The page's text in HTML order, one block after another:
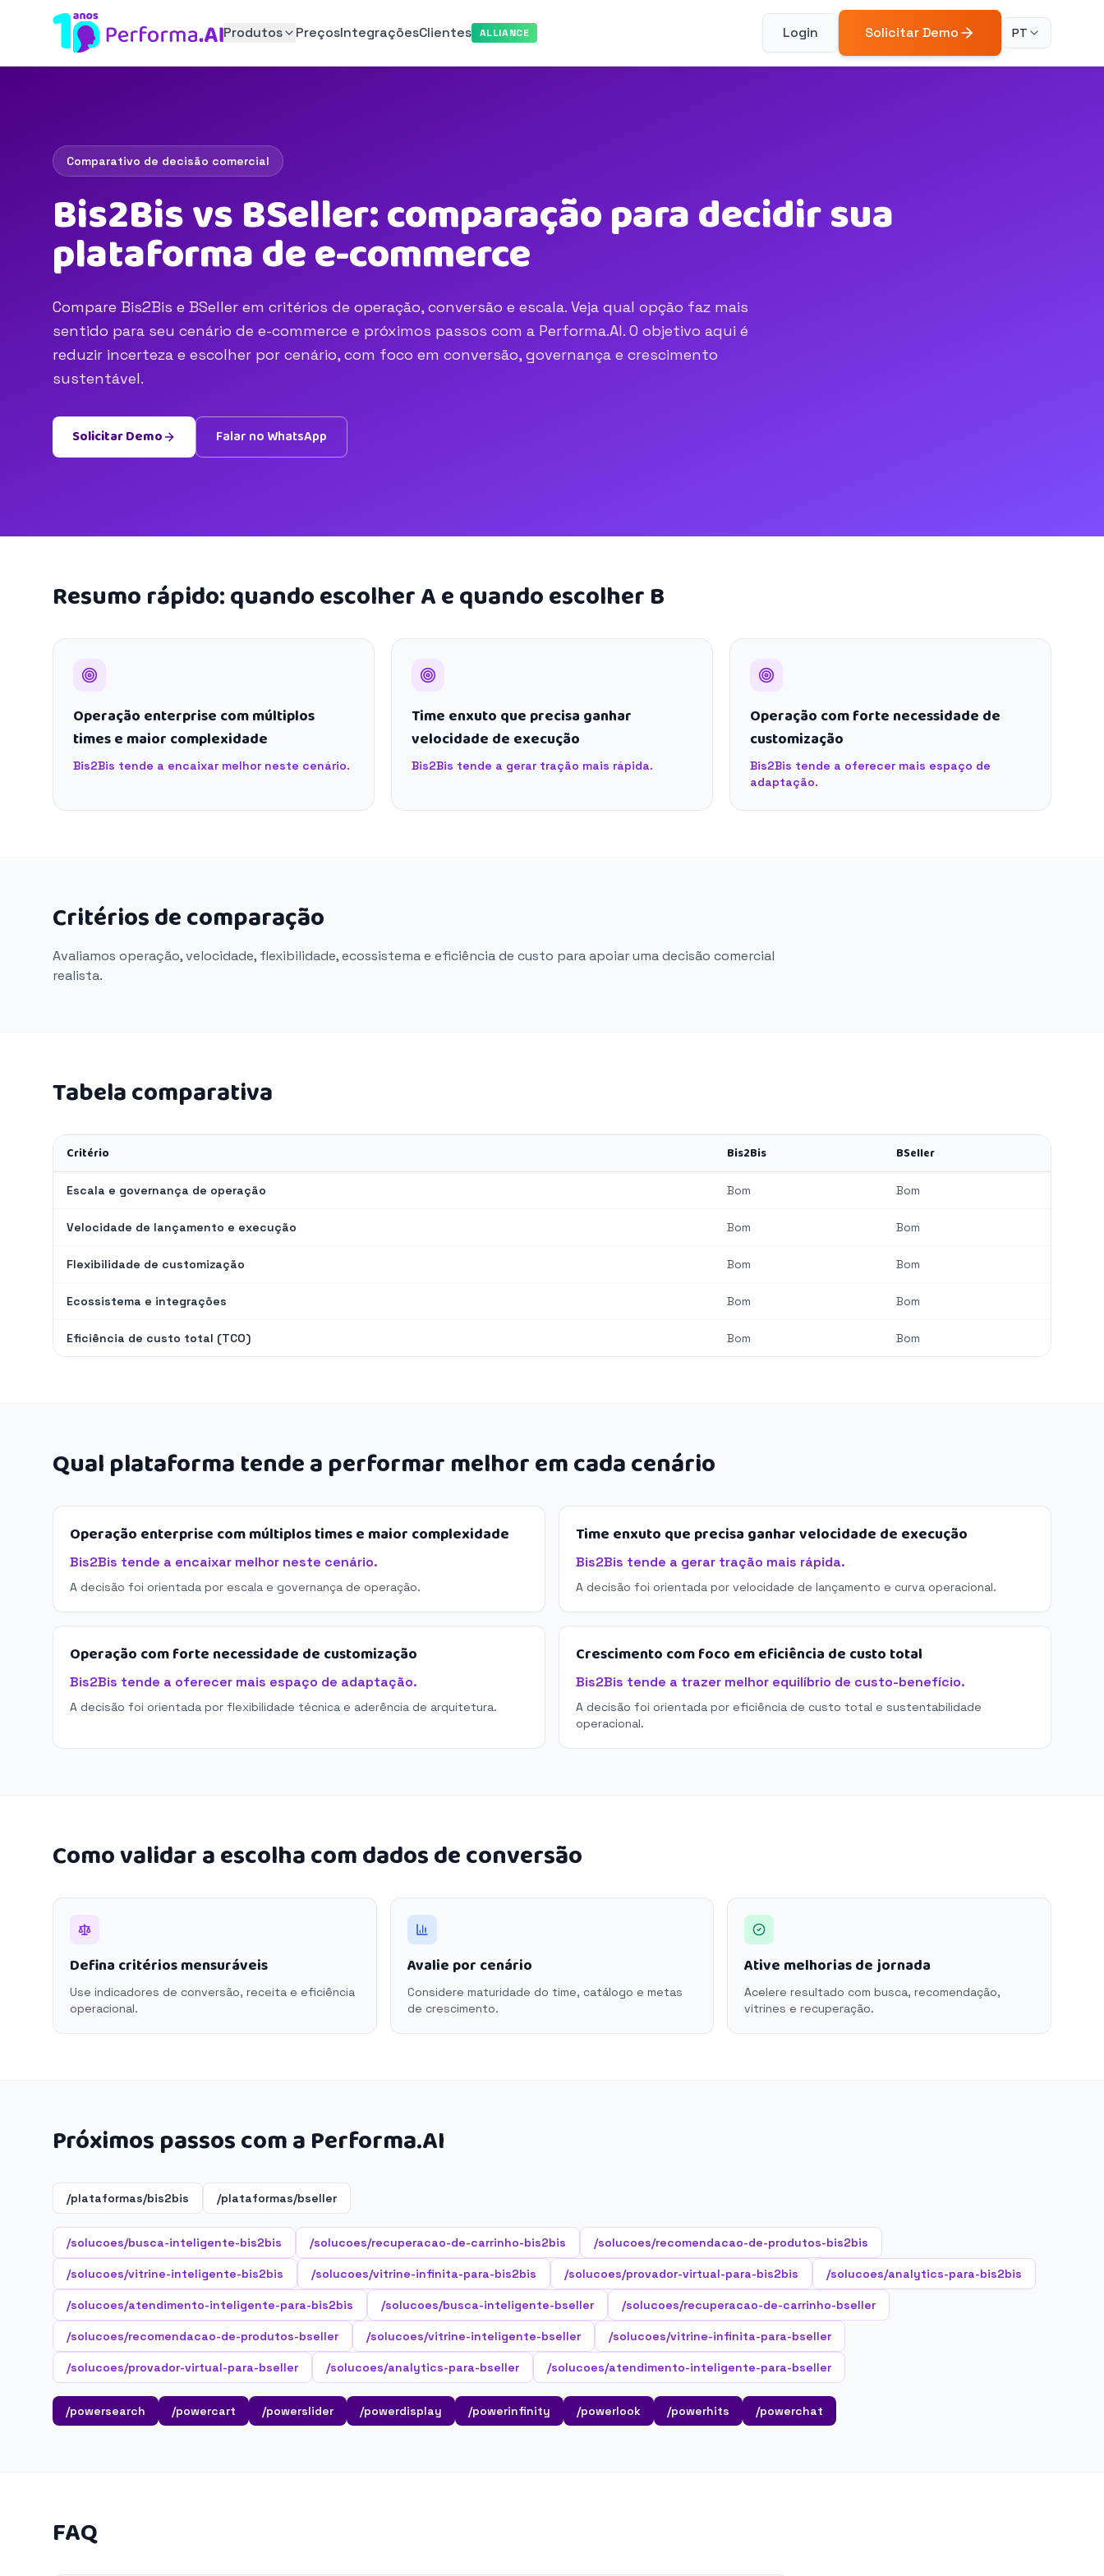
Produtos PreçosIntegraçõesClientes ALLIANCE Login Solicitar Demo PT
Comparativo de decisão comercial
Bis2Bis vs BSeller: comparação para decidir sua
plataforma de e-commerce
Compare Bis2Bis e BSeller em critérios de operação, conversão e escala. Veja qual opção faz mais
sentido para seu cenário de e-commerce e próximos passos com a Performa.AI. O objetivo aqui é
reduzir incerteza e escolher por cenário, com foco em conversão, governança e crescimento
sustentável.
Solicitar Demo Falar no WhatsApp
Resumo rápido: quando escolher A e quando escolher B
Operação enterprise com múltiplos
times e maior complexidade
Bis2Bis tende a encaixar melhor neste cenário.
Time enxuto que precisa ganhar
velocidade de execução
Bis2Bis tende a gerar tração mais rápida.
Operação com forte necessidade de
customização
Bis2Bis tende a oferecer mais espaço de
adaptação.
Critérios de comparação
Avaliamos operação, velocidade, flexibilidade, ecossistema e eficiência de custo para apoiar uma decisão comercial
realista.
Tabela comparativa
Critério Bis2Bis BSeller
Escala e governança de operação Bom Bom
Velocidade de lançamento e execução Bom Bom
Flexibilidade de customização Bom Bom
Ecossistema e integrações Bom Bom
Eficiência de custo total (TCO) Bom Bom
Qual plataforma tende a performar melhor em cada cenário
Operação enterprise com múltiplos times e maior complexidade
Bis2Bis tende a encaixar melhor neste cenário.
A decisão foi orientada por escala e governança de operação.
Time enxuto que precisa ganhar velocidade de execução
Bis2Bis tende a gerar tração mais rápida.
A decisão foi orientada por velocidade de lançamento e curva operacional.
Operação com forte necessidade de customização
Bis2Bis tende a oferecer mais espaço de adaptação.
A decisão foi orientada por flexibilidade técnica e aderência de arquitetura.
Crescimento com foco em eficiência de custo total
Bis2Bis tende a trazer melhor equilíbrio de custo-benefício.
A decisão foi orientada por eficiência de custo total e sustentabilidade
operacional.
Como validar a escolha com dados de conversão
Defina critérios mensuráveis
Use indicadores de conversão, receita e eficiência
operacional.
Avalie por cenário
Considere maturidade do time, catálogo e metas
de crescimento.
Ative melhorias de jornada
Acelere resultado com busca, recomendação,
vitrines e recuperação.
Próximos passos com a Performa.AI
/plataformas/bis2bis /plataformas/bseller
/solucoes/busca-inteligente-bis2bis /solucoes/recuperacao-de-carrinho-bis2bis /solucoes/recomendacao-de-produtos-bis2bis
/solucoes/vitrine-inteligente-bis2bis /solucoes/vitrine-infinita-para-bis2bis /solucoes/provador-virtual-para-bis2bis /solucoes/analytics-para-bis2bis
/solucoes/atendimento-inteligente-para-bis2bis /solucoes/busca-inteligente-bseller /solucoes/recuperacao-de-carrinho-bseller
/solucoes/recomendacao-de-produtos-bseller /solucoes/vitrine-inteligente-bseller /solucoes/vitrine-infinita-para-bseller
/solucoes/provador-virtual-para-bseller /solucoes/analytics-para-bseller /solucoes/atendimento-inteligente-para-bseller
/powersearch /powercart /powerslider /powerdisplay /powerinfinity /powerlook /powerhits /powerchat
FAQ